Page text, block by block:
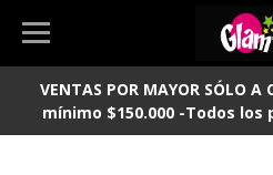
VENTAS POR MAYOR SÓLO A
mínimo $150.000 -Todos los